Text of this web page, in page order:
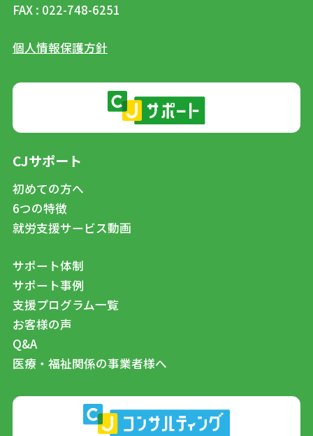
FAX : 022-748-6251
個人情報保護方針
CJサポート
初めての方へ
6つの特徴
就労支援サービス動画
サポート体制
サポート事例
支援プログラム一覧
お客様の声
Q&A
医療・福祉関係の事業者様へ